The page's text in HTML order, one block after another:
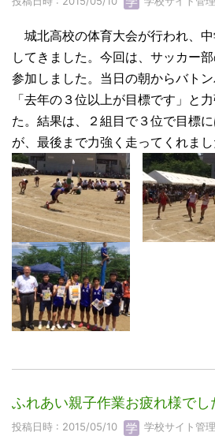
城北高校の体育大会が行われ、
してきました。今回は、サッカー
参加しました。当日の朝からバトン
「去年の３位以上が目標です」と
た。結果は、２組目で３位で目標
が、最後まで力強く走ってくれまし
ふれあい親子作業お疲れ様でし
投稿日時 : 2015/05/10 学校サイト管